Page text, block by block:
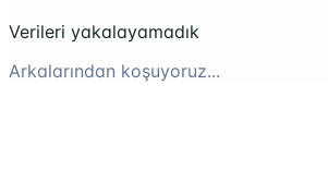
Verileri yakalayamadık
Arkalarından koşuyoruz...